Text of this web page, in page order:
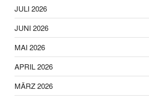
JULI 2026
JUNI 2026
MAI 2026
APRIL 2026
MÄRZ 2026